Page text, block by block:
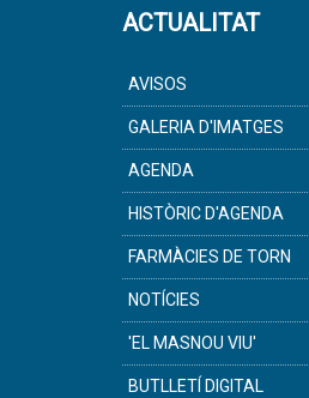
ACTUALITAT
AVISOS
GALERIA D'IMATGES
AGENDA
HISTÒRIC D'AGENDA
FARMÀCIES DE TORN
NOTÍCIES
'EL MASNOU VIU'
BUTLLETÍ DIGITAL